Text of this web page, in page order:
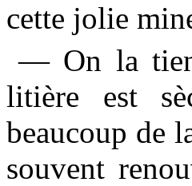
cette jolie
— On la
litière est
beaucoup de
souvent